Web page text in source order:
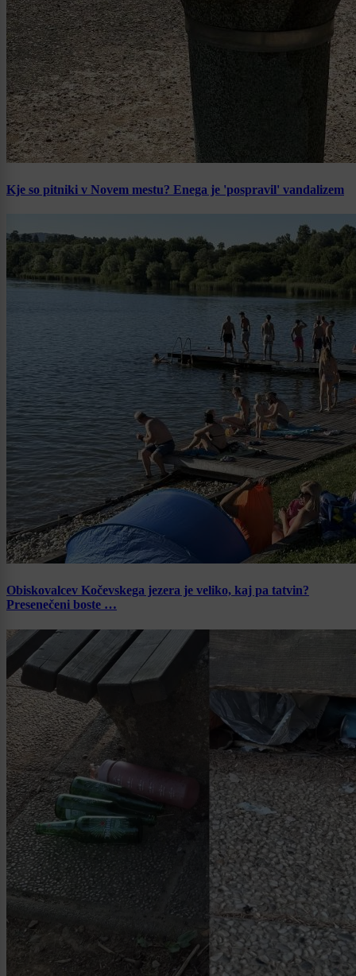
Kje so pitniki v Novem mestu? Enega je 'pospravil' vandalizem
Obiskovalcev Kočevskega jezera je veliko, kaj pa tatvin?
Presenečeni boste …